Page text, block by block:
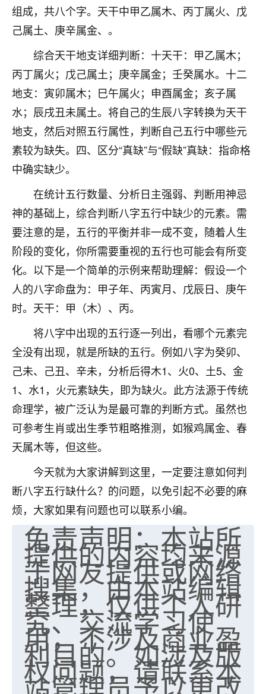
组成，共八个字。天干中甲乙属木、丙丁属火、戊
己属土、庚辛属金、。
综合天干地支详细判断：十天干：甲乙属木；
丙丁属火；戊己属土；庚辛属金；壬癸属水。十二
地支：寅卯属木；巳午属火；申酉属金；亥子属
水；辰戌丑未属土。将自己的生辰八字转换为天干
地支，然后对照五行属性，判断自己五行中哪些元
素较为缺失。四、区分“真缺”与“假缺”真缺：指命格
中确实缺少。
在统计五行数量、分析日主强弱、判断用神忌
神的基础上，综合判断八字五行中缺少的元素。需
要注意的是，五行的平衡并非一成不变，随着人生
阶段的变化，你所需要重视的五行也可能会有所变
化。以下是一个简单的示例来帮助理解：假设一个
人的八字命盘为：甲子年、丙寅月、戊辰日、庚午
时。天干：甲（木）、丙。
将八字中出现的五行逐一列出，看哪个元素完
全没有出现，就是所缺的五行。例如八字为癸卯、
己未、己丑、辛未，分析后得木1、火0、土5、金
1、水1，火元素缺失，即为缺火。此方法源于传统
命理学，被广泛认为是最可靠的判断方式。虽然也
可参考生肖或出生季节粗略推测，如猴鸡属金、春
天属木等，但这些。
今天就为大家讲解到这里，一定要注意如何判
断八字五行缺什么？的问题，以免引起不必要的麻
烦，大家如果有问题也可以联系小编。
免责声明：本站所
提供的内容均来源
于网友提供或网络
搜集，由本站编辑
整理，仅供个人研
究、交流学习使
用，不涉及商业盈
利目的。如涉及版
权问题，请联系本
鹿森：慧来老师微信：gjsy0624
1天前 来自江西
青春168
我也想要，我也想要！
2天前 来自山西 15
Jessica李
老师做不做超度法事？我想给我奶奶做超度，她今年
刚去世了。
七零老顽童
做梦梦见她，后来也是朋友介绍，找到慧来老
师，安排了超度法事，做梦再也没有梦到过
了，一开始是半信半疑的，图个心安，给亡母
超度，现在看来，人不信也不行。
11
优秀的张同学
老师收徒吗？？我对这些很感兴趣